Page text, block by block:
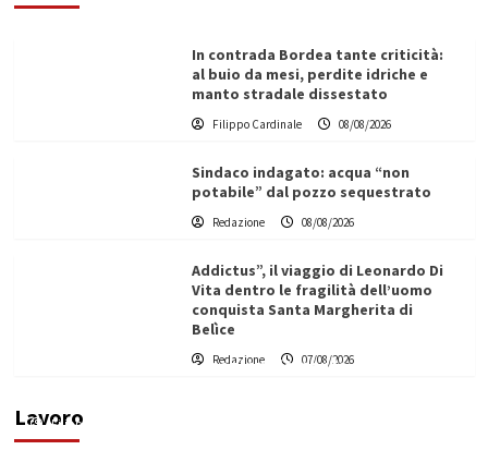
In contrada Bordea tante criticità:
al buio da mesi, perdite idriche e
manto stradale dissestato
Filippo Cardinale 08/08/2026
Sindaco indagato: acqua “non
potabile” dal pozzo sequestrato
Redazione 08/08/2026
Addictus”, il viaggio di Leonardo Di
Vita dentro le fragilità dell’uomo
conquista Santa Margherita di
Belìce
Redazione 07/08/2026
Lavoro
L’ingegnere saccense Buscarnera partner chiave
di un progetto transnazionale per la transizione
Filippo Cardinale